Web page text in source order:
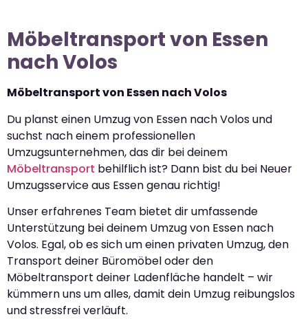
Möbeltransport von Essen
nach Volos
Möbeltransport von Essen nach Volos
Du planst einen Umzug von Essen nach Volos und
suchst nach einem professionellen
Umzugsunternehmen, das dir bei deinem
Möbeltransport behilflich ist? Dann bist du bei Neuer
Umzugsservice aus Essen genau richtig!
Unser erfahrenes Team bietet dir umfassende
Unterstützung bei deinem Umzug von Essen nach
Volos. Egal, ob es sich um einen privaten Umzug, den
Transport deiner Büromöbel oder den
Möbeltransport deiner Ladenfläche handelt – wir
kümmern uns um alles, damit dein Umzug reibungslos
und stressfrei verläuft.